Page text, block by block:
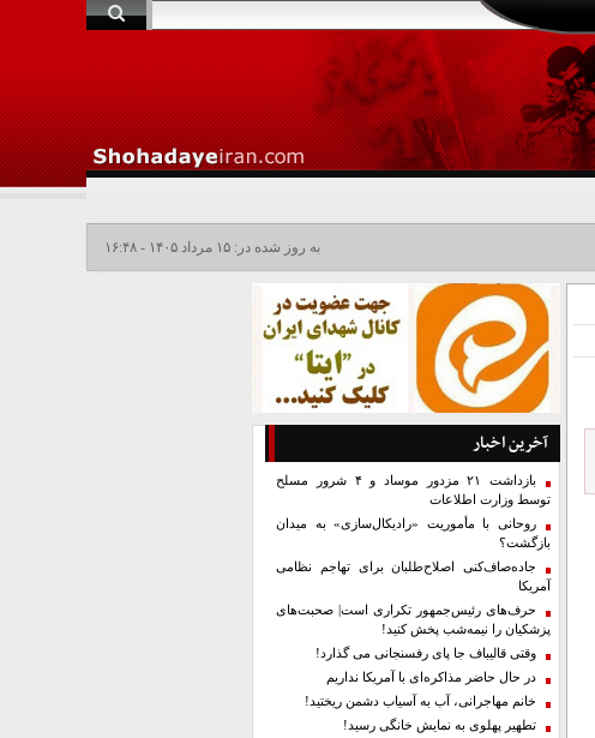
به روز شده در: ۱۵ مرداد ۱۴۰۵ - ۱۶:۴۸
آخرین اخبار
بازداشت ۲۱ مزدور موساد و ۴ شرور مسلح
توسط وزارت اطلاعات
روحانی با مأموریت «رادیکال‌سازی» به میدان
بازگشت؟
جاده‌صاف‌کنی اصلاح‌طلبان برای تهاجم نظامی
آمریکا
حرف‌های رئیس‌جمهور تکراری است| صحبت‌های
پزشکیان را نیمه‌شب پخش کنید!
وقتی قالیباف جا پای رفسنجانی می گذارد!
در حال حاضر مذاکره‌ای با آمریکا نداریم
خانم مهاجرانی، آب به آسیاب دشمن ریختید!
تطهیر پهلوی به نمایش خانگی رسید!